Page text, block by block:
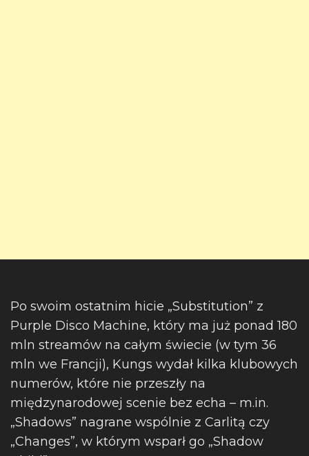
Po swoim ostatnim hicie „Substitution” z
Purple Disco Machine, który ma już ponad 180
mln streamów na całym świecie (w tym 36
mln we Francji), Kungs wydał kilka klubowych
numerów, które nie przeszły na
międzynarodowej scenie bez echa – m.in.
„Shadows” nagrane wspólnie z Carlitą czy
„Changes”, w którym wsparł go „Shadow